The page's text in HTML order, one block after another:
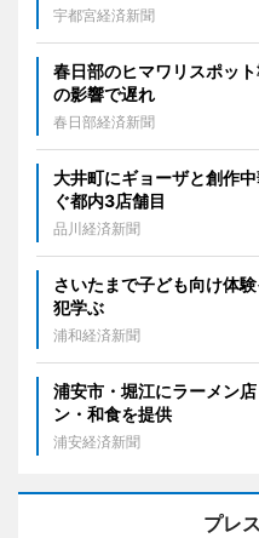
宇都宮経済新聞
春日部のヒマワリスポッ
の影響で遅れ
春日部経済新聞
大井町にギョーザと創作
ぐ都内3店舗目
品川経済新聞
さいたまで子ども向け体
犯学ぶ
浦和経済新聞
浦安市・堀江にラーメン
ン・和食を提供
浦安経済新聞
プレ